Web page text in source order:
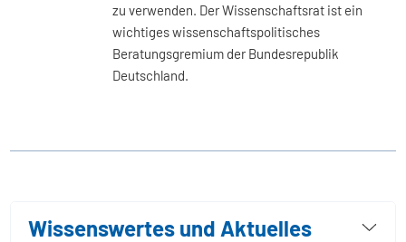
zu verwenden. Der Wissenschaftsrat ist ein
wichtiges wissenschaftspolitisches
Beratungsgremium der Bundesrepublik
Deutschland.
Wissenswertes und Aktuelles